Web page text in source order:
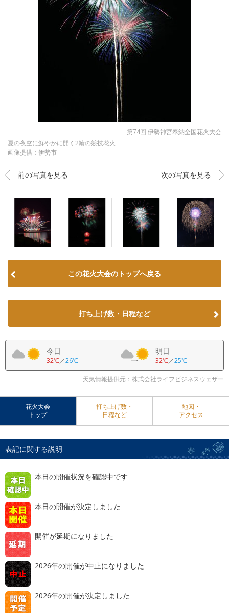
第74回 伊勢神宮奉納全国花火大会
夏の夜空に鮮やかに開く2輪の競技花火
画像提供：伊勢市
前の写真を見る 次の写真を見る
この花火大会のトップへ戻る
打ち上げ数・日程など
今日
32℃／26℃
明日
32℃／25℃
天気情報提供元：株式会社ライフビジネスウェザー
花火大会
トップ
打ち上げ数・
日程など
地図・
アクセス
表記に関する説明
本日の開催状況を確認中です
本日の開催が決定しました
開催が延期になりました
2026年の開催が中止になりました
2026年の開催が決定しました